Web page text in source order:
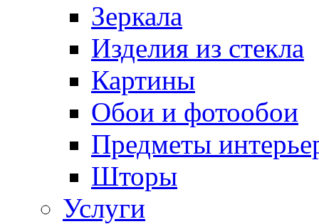
Зеркала
Изделия из стекла
Картины
Обои и фотообои
Предметы
Шторы
Услуги